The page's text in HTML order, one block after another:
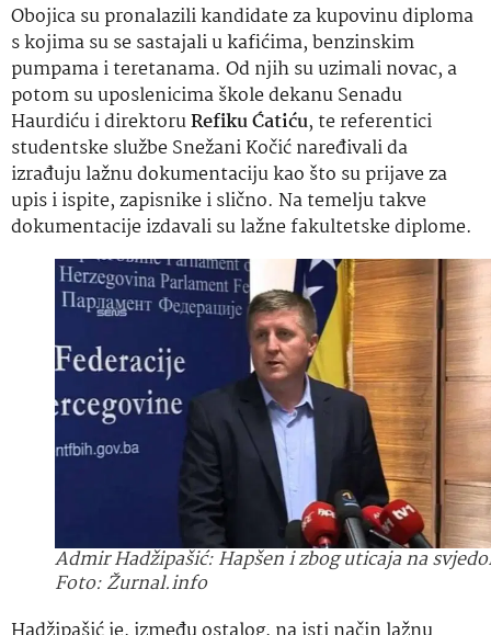
Obojica su pronalazili kandidate za kupovinu diploma
s kojima su se sastajali u kafićima, benzinskim
pumpama i teretanama. Od njih su uzimali novac, a
potom su uposlenicima škole dekanu Senadu
Haurdiću i direktoruRefiku Ćatiću, te referentici
studentske službe Snežani Kočić naređivali da
izrađuju lažnu dokumentaciju kao što su prijave za
upis i ispite, zapisnike i slično. Na temelju takve
dokumentacije izdavali su lažne fakultetske diplome.
Admir Hadžipašić: Hapšen i zbog uticaja na
Foto: Žurnal.info